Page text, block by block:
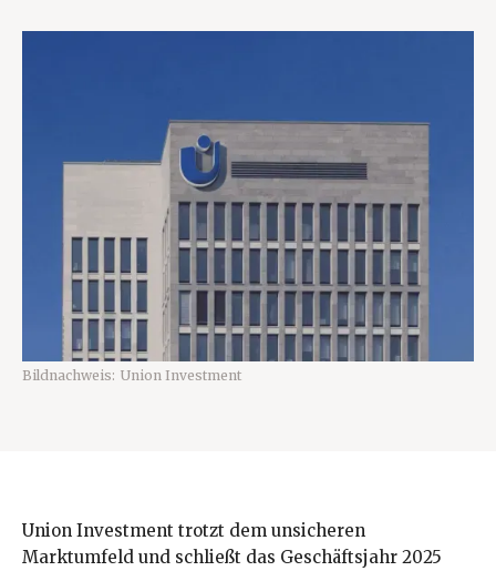
Bildnachweis: Union Investment
Union Investment trotzt dem unsicheren
Marktumfeld und schließt das Geschäftsjahr 2025